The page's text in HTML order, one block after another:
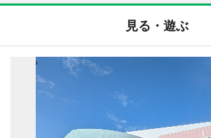
見る・遊ぶ